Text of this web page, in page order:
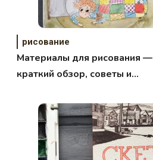
рисование
Материалы для рисования —
краткий обзор, советы и